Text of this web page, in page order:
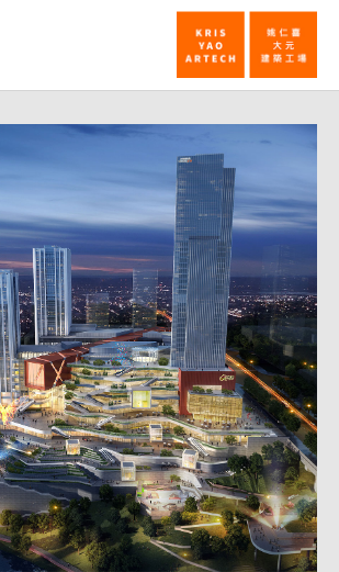
重
慶
大
悅
城
獲
2020
年
度
城
市
發
展
推
動